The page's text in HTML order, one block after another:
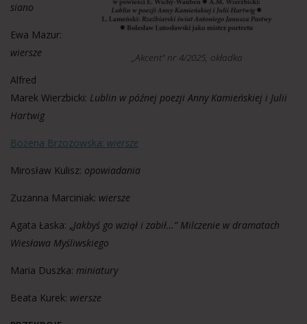
„Akcent” nr 4/2025, okładka
siano
Ewa Mazur:
wiersze
Alfred
Marek Wierzbicki: Lublin w późnej poezji Anny Kamieńskiej i Julii
Hartwig
Bożena Brzozowska: wiersze
Mirosław Kulisz: opowiadania
Zuzanna Marciniak: wiersze
Agata Łaska: „Jakbyś go wziął i zabił…” Milczenie w dramatach
Wiesława Myśliwskiego
Maria Duszka: miniatury
Beata Kurek: wiersze